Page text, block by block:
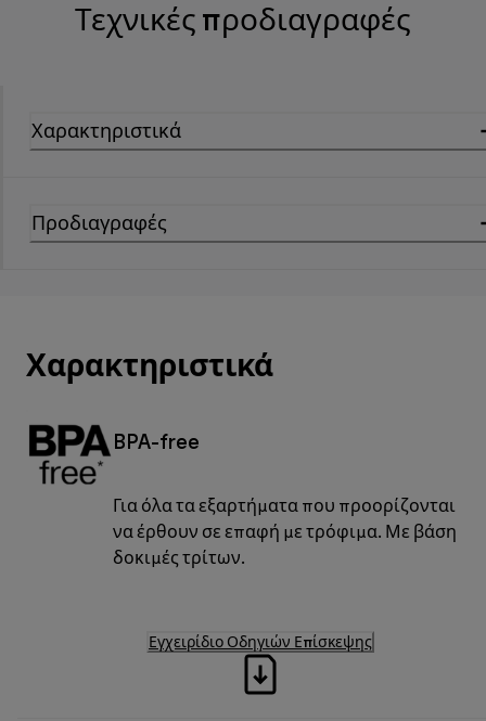
Τεχνικές προδιαγραφές
Χαρακτηριστικά
Προδιαγραφές
Χαρακτηριστικά
BPA-free
Για όλα τα εξαρτήματα που προορίζονται
να έρθουν σε επαφή με τρόφιμα. Με βάση
δοκιμές τρίτων.
Εγχειρίδιο Οδηγιών Επίσκεψης